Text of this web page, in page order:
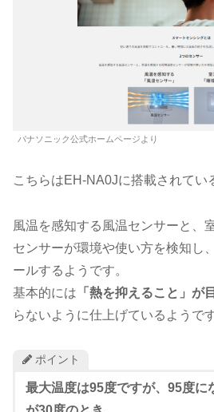
パナソニック公式ホームページより
こちらはEH-NA0Jに搭載されてい
風温を感知する風温センサーと、
センサーが環境や使い方を検知し
ールするようです。
基本的には 「熱を抑えること」が
らないように仕上げているようです
ポイント
最大温度は95度ですが、95度に